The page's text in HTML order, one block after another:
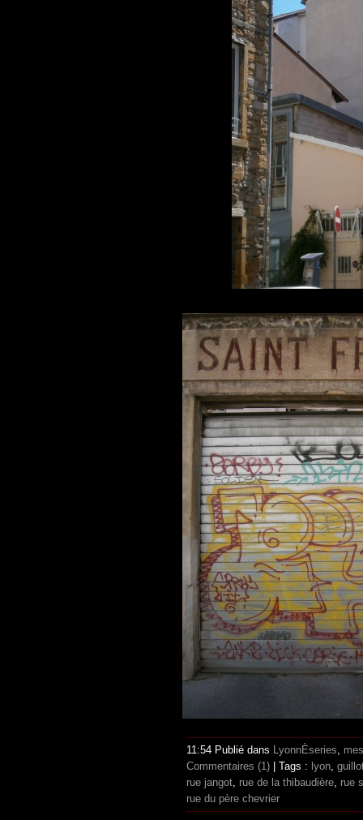
11:54 Publié dans LyonnÈseries,
Commentaires (1) | Tags : lyon,
rue jangot, rue de la thibaudière, rue
rue du père chevrier